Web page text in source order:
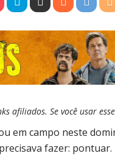
afiliados. Se você usar
em campo neste
fazer: